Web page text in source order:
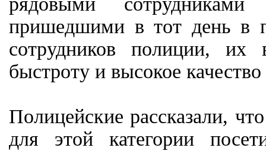
пришедшими в тот день в
сотрудников полиции, их
быстроту и высокое
Полицейские рассказали,
для этой категории